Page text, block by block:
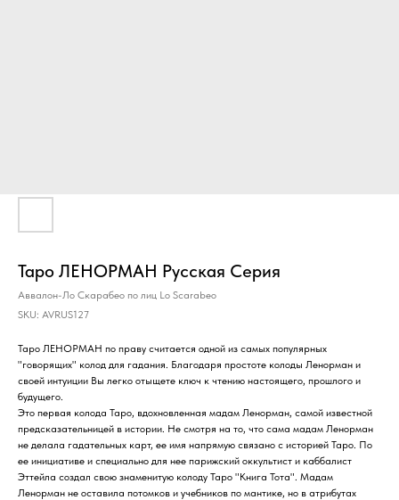
Таро ЛЕНОРМАН Русская Серия
Аввалон-Ло Скарабео по лиц Lo Scarabeo
SKU: AVRUS127
Таро ЛЕНОРМАН по праву считается одной из самых популярных
"говорящих" колод для гадания. Благодаря простоте колоды Ленорман и
своей интуиции Вы легко отыщете ключ к чтению настоящего, прошлого и
будущего.
Это первая колода Таро, вдохновленная мадам Ленорман, самой известной
предсказательницей в ​​истории. Не смотря на то, что сама мадам Ленорман
не делала гадательных карт, ее имя напрямую связано с историей Таро. По
ее инициативе и специально для нее парижский оккультист и каббалист
Эттейла создал свою знаменитую колоду Таро "Книга Тота". Мадам
Ленорман не оставила потомков и учебников по мантике, но в атрибутах